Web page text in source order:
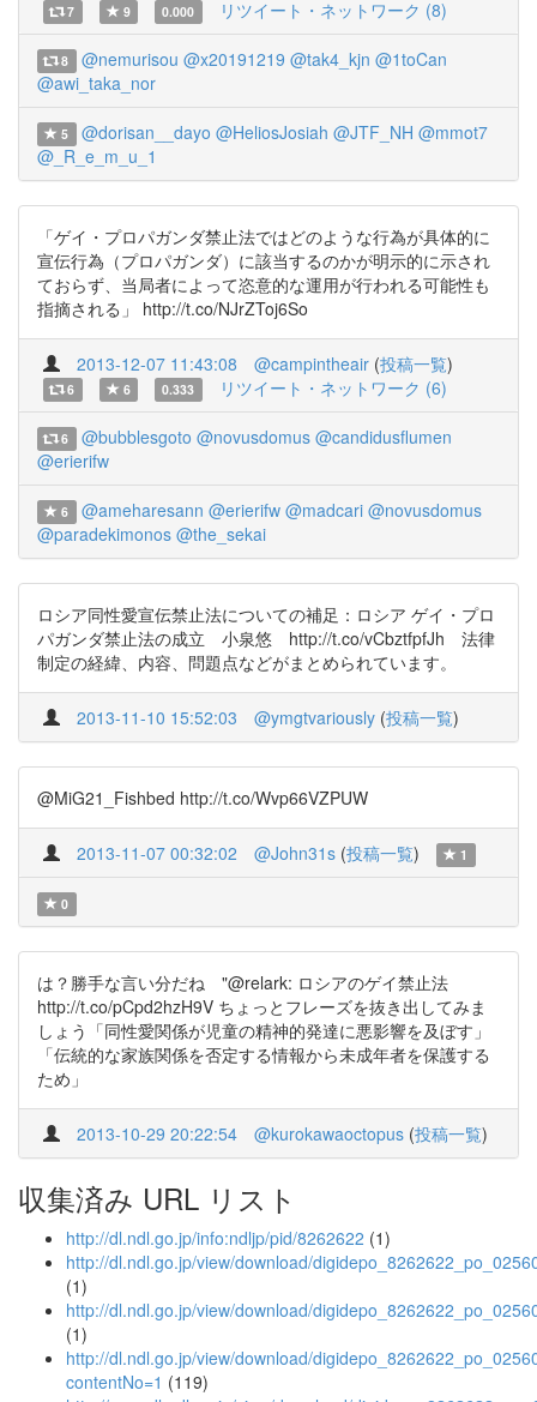
7 9 0.000 リツイート・ネットワーク (8)
8 @nemurisou @x20191219 @tak4_kjn @1toCan
@awi_taka_nor
5 @dorisan__dayo @HeliosJosiah @JTF_NH @mmot7
@_R_e_m_u_1
「ゲイ・プロパガンダ禁止法ではどのような行為が具体的に
宣伝行為（プロパガンダ）に該当するのかが明示的に示され
ておらず、当局者によって恣意的な運用が行われる可能性も
指摘される」 http://t.co/NJrZToj6So
2013-12-07 11:43:08 @campintheair (投稿一覧)
6 6 0.333 リツイート・ネットワーク (6)
6 @bubblesgoto @novusdomus @candidusflumen
@erierifw
6 @ameharesann @erierifw @madcari @novusdomus
@paradekimonos @the_sekai
ロシア同性愛宣伝禁止法についての補足：ロシア ゲイ・プロ
パガンダ禁止法の成立 小泉悠 http://t.co/vCbztfpfJh 法律
制定の経緯、内容、問題点などがまとめられています。
2013-11-10 15:52:03 @ymgtvariously (投稿一覧)
@MiG21_Fishbed http://t.co/Wvp66VZPUW
2013-11-07 00:32:02 @John31s (投稿一覧) 1
0
は？勝手な言い分だね "@relark: ロシアのゲイ禁止法
http://t.co/pCpd2hzH9V ちょっとフレーズを抜き出してみま
しょう「同性愛関係が児童の精神的発達に悪影響を及ぼす」
「伝統的な家族関係を否定する情報から未成年者を保護する
ため」
2013-10-29 20:22:54 @kurokawaoctopus (投稿一覧)
収集済み URL リスト
http://dl.ndl.go.jp/info:ndljp/pid/8262622 (1)
http://dl.ndl.go.jp/view/download/
(1)
http://dl.ndl.go.jp/view/download/
(1)
http://dl.ndl.go.jp/view/download/
contentNo=1 (119)